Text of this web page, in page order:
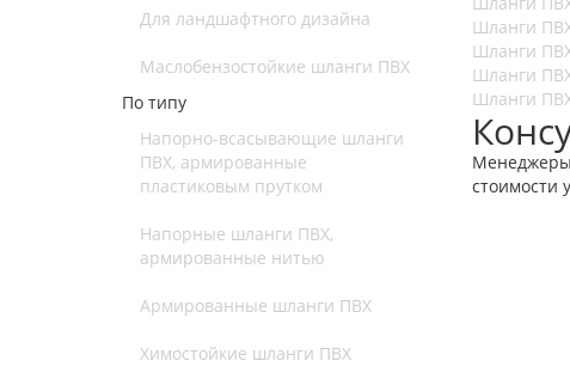
Для ландшафтного дизайна
Маслобензостойкие шланги ПВХ
По типу
Напорно-всасывающие шланги
ПВХ, армированные
пластиковым прутком
Напорные шланги ПВХ,
армированные нитью
Армированные шланги ПВХ
Химостойкие шланги ПВХ
Шланги
Шланги
Шланги
Шланги
Менеджеры
стоимости